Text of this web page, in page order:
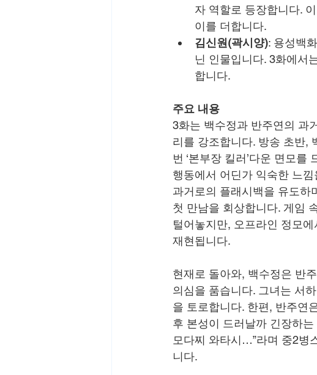
자 역할로 등장합니다.
이를 더합니다.
김신원(곽시양): 용성백
닌 인물입니다. 3화에서
합니다.
주요 내용
3화는 백수정과 반주연의 과
리를 강조합니다. 방송 초반,
번 ‘본부장 킬러’다운 면모
행동에서 어딘가 익숙한 느
과거로의 플래시백을 유도하
첫 만남을 회상합니다. 게임
털어놓지만, 오프라인 정모
재현됩니다.
현재로 돌아와, 백수정은 반
의심을 품습니다. 그녀는 서
을 토로합니다. 한편, 반주연
후 본성이 드러날까 긴장하
모다찌 와타시…”라며 중2병
니다.